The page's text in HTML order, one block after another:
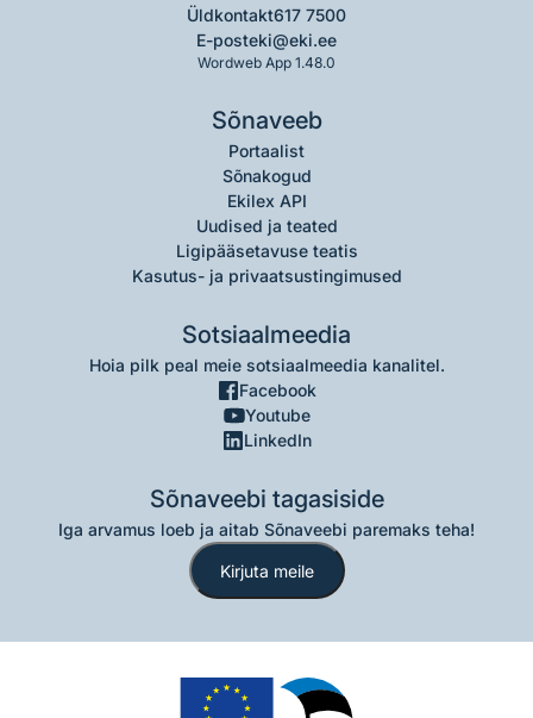
Üldkontakt617 7500
E-posteki@eki.ee
Wordweb App 1.48.0
Sõnaveeb
Portaalist
Sõnakogud
Ekilex API
Uudised ja teated
Ligipääsetavuse teatis
Kasutus- ja privaatsustingimused
Sotsiaalmeedia
Hoia pilk peal meie sotsiaalmeedia kanalitel.
Facebook
Youtube
LinkedIn
Sõnaveebi tagasiside
Iga arvamus loeb ja aitab Sõnaveebi paremaks teha!
Kirjuta meile